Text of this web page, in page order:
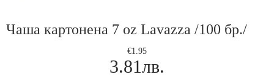
Чаша картонена 7 oz Lavazza /100 бр./
€1.95
3.81лв.